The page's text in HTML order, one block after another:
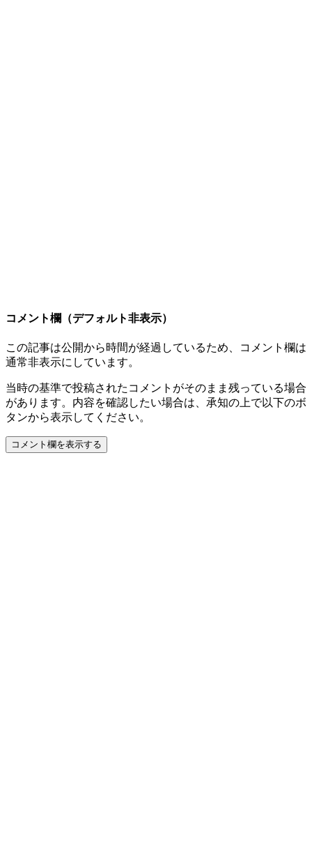
コメント欄（デフォルト非表示）
この記事は公開から時間が経過しているため、コメント欄は
通常非表示にしています。
当時の基準で投稿されたコメントがそのまま残っている場合
があります。内容を確認したい場合は、承知の上で以下のボ
タンから表示してください。
コメント欄を表示する